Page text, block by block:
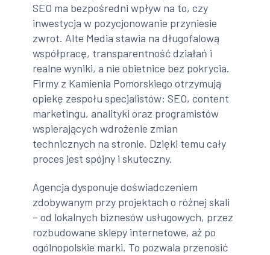
SEO ma bezpośredni wpływ na to, czy
inwestycja w pozycjonowanie przyniesie
zwrot. Alte Media stawia na długofalową
współpracę, transparentność działań i
realne wyniki, a nie obietnice bez pokrycia.
Firmy z Kamienia Pomorskiego otrzymują
opiekę zespołu specjalistów: SEO, content
marketingu, analityki oraz programistów
wspierających wdrożenie zmian
technicznych na stronie. Dzięki temu cały
proces jest spójny i skuteczny.
Agencja dysponuje doświadczeniem
zdobywanym przy projektach o różnej skali
– od lokalnych biznesów usługowych, przez
rozbudowane sklepy internetowe, aż po
ogólnopolskie marki. To pozwala przenosić